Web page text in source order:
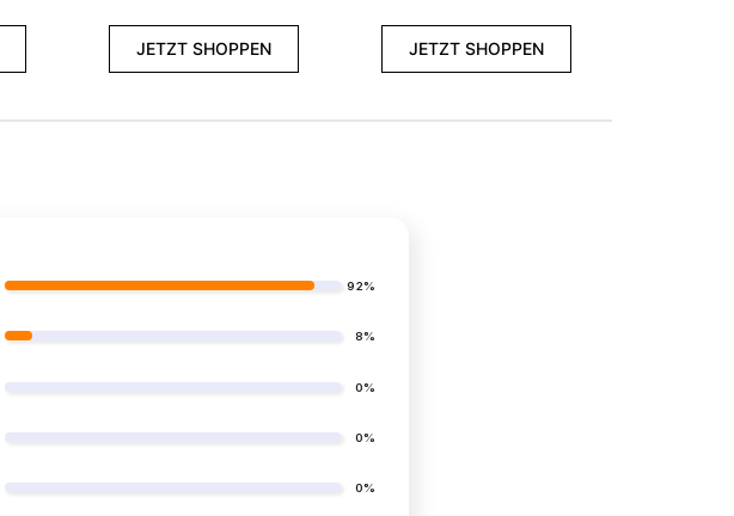
JETZT SHOPPEN JETZT SHOPPEN
92%
8%
0%
0%
0%